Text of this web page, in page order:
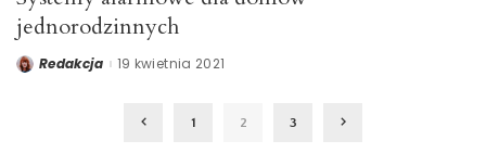
jednorodzinnych
PostedRedakcja 19 kwietnia 2021
1 2 3